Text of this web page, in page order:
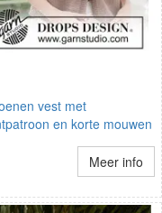
vest met
en korte mouwen
Meer info